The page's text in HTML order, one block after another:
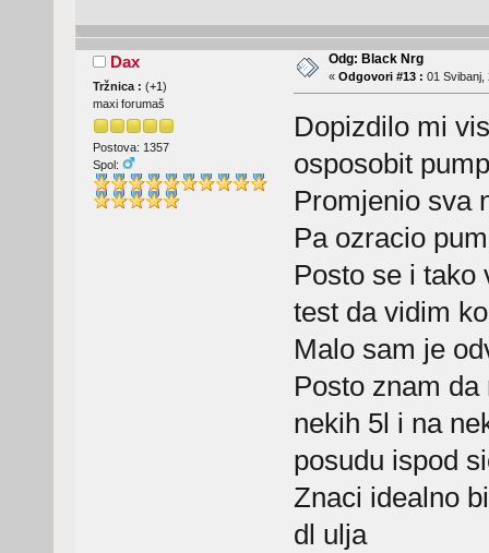
Dax
Tržnica : (+1)
maxi forumaš
Postova: 1357
Spol:
Odg: Black Nrg
« Odgovori #13 : 01 Svibanj,
Dopizdilo mi
osposobit
Promjenio sva
Pa ozracio
Posto se i tako
test da vidim
Malo sam je
Posto znam
nekih 5l i na
posudu ispod
Znaci idealno
dl ulja